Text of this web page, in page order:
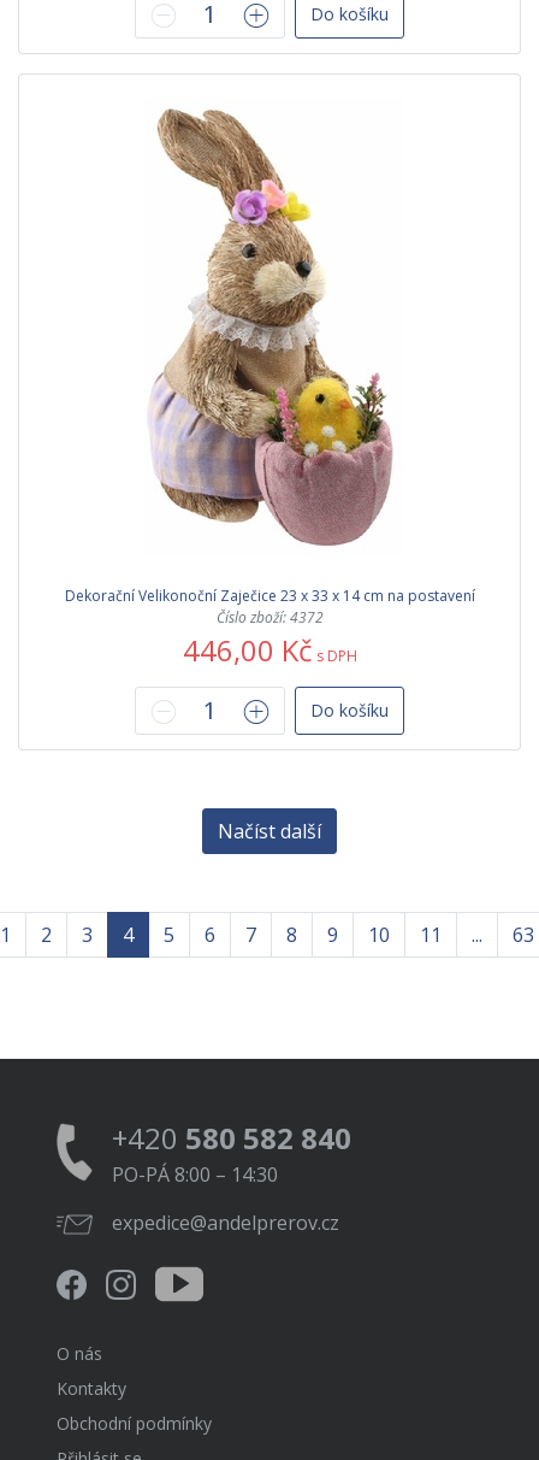
Do košíku
Dekorační Velikonoční Zaječice 23 x 33 x 14 cm na postavení
Číslo zboží: 4372
446,00 Kč s DPH
Do košíku
Načíst další
1 2 3 4 5 6 7 8 9 10 11 ... 63
+420 580 582 840
PO-PÁ 8:00 – 14:30
expedice@andelprerov.cz
O nás
Kontakty
Obchodní podmínky